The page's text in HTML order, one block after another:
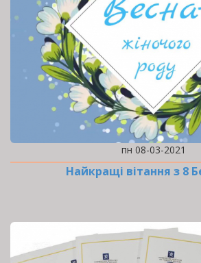
пн 08-03-2021
Найкращі вітання з 8